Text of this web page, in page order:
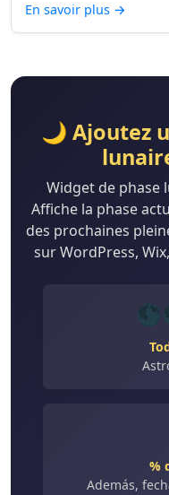
En savoir plus →
🌙 Ajoutez
Widget de phase
Affiche la phase
des prochaines
sur WordPress,
%
Además,